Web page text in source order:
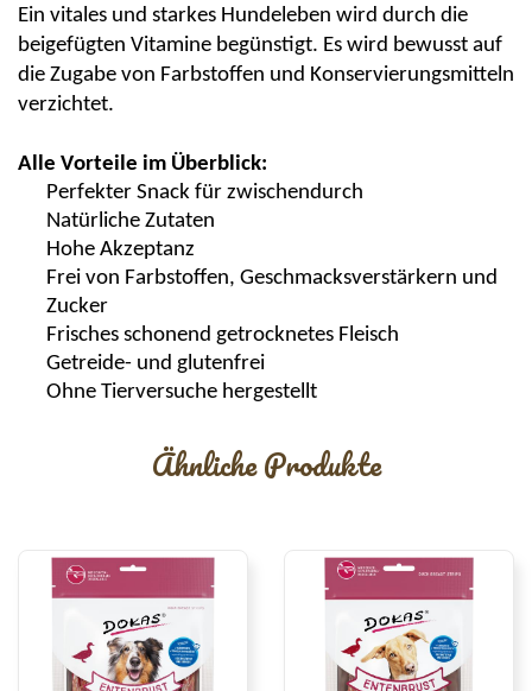
Ein vitales und starkes Hundeleben wird durch die
beigefügten Vitamine begünstigt. Es wird bewusst auf
die Zugabe von Farbstoffen und Konservierungsmitteln
verzichtet.
Alle Vorteile im Überblick:
Perfekter Snack für zwischendurch
Natürliche Zutaten
Hohe Akzeptanz
Frei von Farbstoffen, Geschmacksverstärkern und
Zucker
Frisches schonend getrocknetes Fleisch
Getreide- und glutenfrei
Ohne Tierversuche hergestellt
Ähnliche Produkte